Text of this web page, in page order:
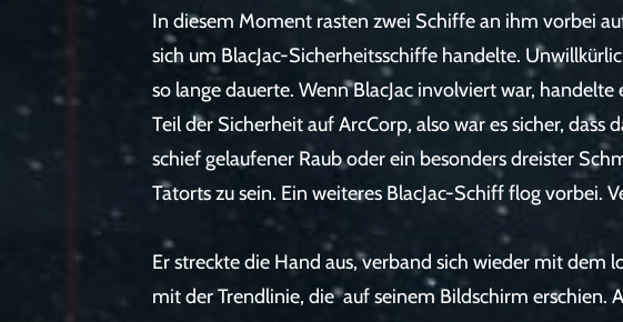
In diesem Moment rasten zwei Schiffe an ihm vorbei
sich um BlacJac-Sicherheitsschiffe handelte.
so lange dauerte. Wenn BlacJac involviert war,
Teil der Sicherheit auf ArcCorp, also war es sicher,
schief gelaufener Raub oder ein besonders dreister
Tatorts zu sein. Ein weiteres BlacJac-Schiff flog vorbei.
Er streckte die Hand aus, verband sich wieder mit dem
mit der Trendlinie, die auf seinem Bildschirm erschien.